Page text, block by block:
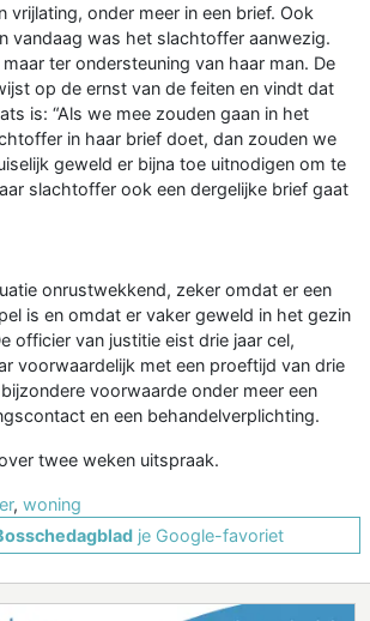
vrijlating, onder meer in een brief. Ook
vandaag was het slachtoffer aanwezig.
ter ondersteuning van haar man. De
op de ernst van de feiten en vindt dat
is: “Als we mee zouden gaan in het
in haar brief doet, dan zouden we
geweld er bijna toe uitnodigen om te
slachtoffer ook een dergelijke brief gaat
onrustwekkend, zeker omdat er een
is en omdat er vaker geweld in het gezin
officier van justitie eist drie jaar cel,
voorwaardelijk met een proeftijd van drie
voorwaarde onder meer een
en een behandelverplichting.
twee weken uitspraak.
, woning
je Google-favoriet